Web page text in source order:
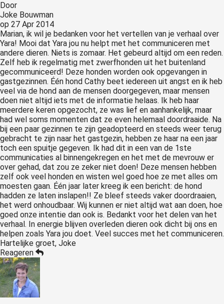
Door
Joke Bouwman
op 27 Apr 2014
Marian, ik wil je bedanken voor het vertellen van je verhaal over
Yara! Mooi dat Yara jou nu helpt met het communiceren met
andere dieren. Niets is zomaar. Het gebeurd altijd om een reden.
Zelf heb ik regelmatig met zwerfhonden uit het buitenland
gecommuniceerd! Deze honden worden ook opgevangen in
gastgezinnen. Één hond Cathy beet iedereen uit angst en ik heb
veel via de hond aan de mensen doorgegeven, maar mensen
doen niet altijd iets met de informatie helaas. Ik heb haar
meerdere keren opgezocht, ze was lief en aanhankelijk, maar
had wel soms momenten dat ze even helemaal doordraaide. Na
bij een paar gezinnen te zijn geadopteerd en steeds weer terug
gebracht te zijn naar het gastgezin, hebben ze haar na een jaar
toch een spuitje gegeven. Ik had dit in een van de 1ste
communicaties al binnengekregen en het met de mevrouw er
over gehad, dat zou ze zeker niet doen! Deze mensen hebben
zelf ook veel honden en wisten wel goed hoe ze met alles om
moesten gaan. Één jaar later kreeg ik een bericht: de hond
hadden ze laten inslapen!! Ze bleef steeds vaker doordraaien,
het werd onhoudbaar. Wij kunnen er niet altijd wat aan doen, hoe
goed onze intentie dan ook is. Bedankt voor het delen van het
verhaal. In energie blijven overleden dieren ook dicht bij ons en
helpen zoals Yara jou doet. Veel succes met het communiceren.
Hartelijke groet, Joke
Reageren